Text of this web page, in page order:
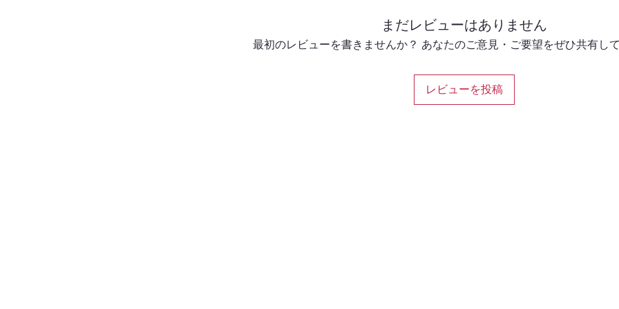
まだレビューはありません
最初のレビューを書きませんか？ あなたのご意見・ご要望をぜひ共有して
レビューを投稿